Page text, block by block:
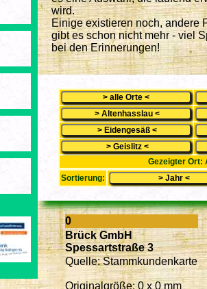
wird.
Einige existieren noch, andere
gibt es schon nicht mehr - viel
bei den Erinnerungen!
Gezeigter Ort:
Sortierung:
0
Brück GmbH
Spessartstraße 3
Quelle: Stammkundenkarte
Originalgröße: 0 x 0 mm